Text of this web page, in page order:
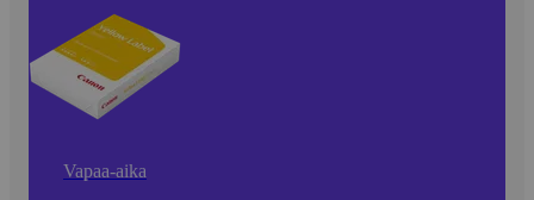
Vapaa-aika